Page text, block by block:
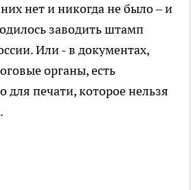
нет и никогда не было – и
заводить штамп
Или - в документах,
органы, есть
для печати, которое нельзя